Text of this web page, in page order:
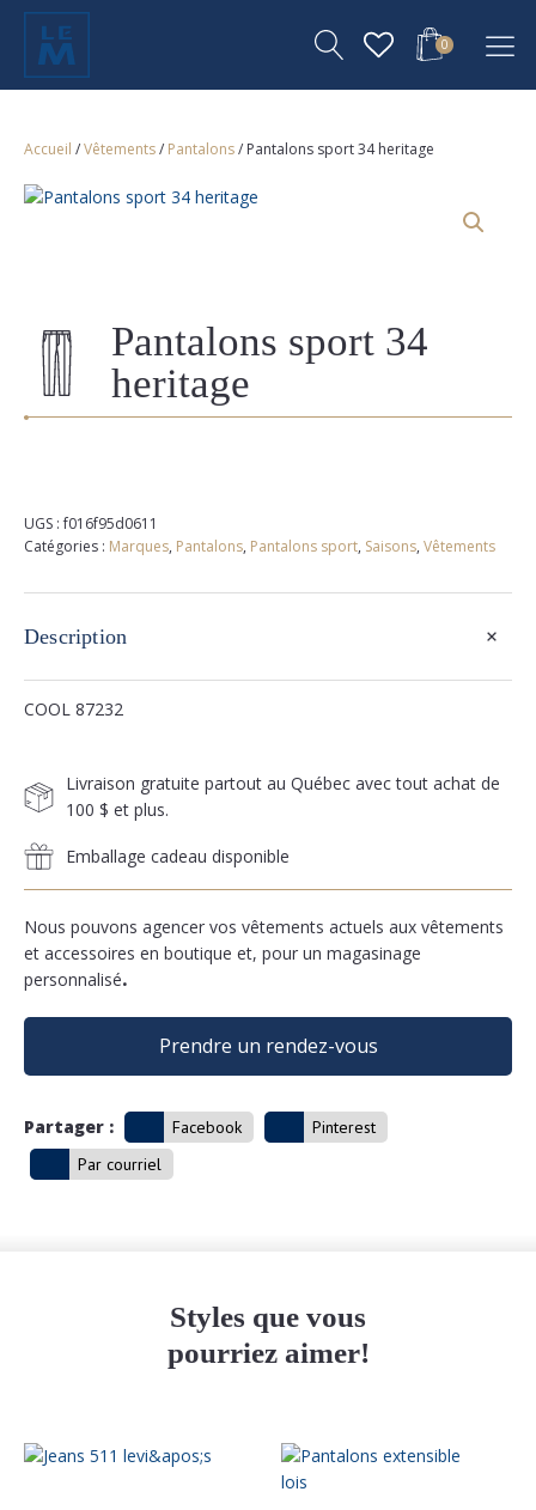
0
Accueil /Vêtements/ Pantalons/ Pantalons sport 34 heritage
Pantalons sport 34
heritage
UGS :f016f95d0611
Catégories : Marques, Pantalons, Pantalons sport, Saisons, Vêtements
Description +
COOL 87232
Livraison gratuite partout au Québec avec tout achat de
100 $ et plus.
Emballage cadeau disponible
Nous pouvons agencer vos vêtements actuels aux vêtements
et accessoires en boutique et, pour un magasinage
personnalisé.
Prendre un rendez-vous
Partager : Facebook
Pinterest
Par courriel
Styles que vous
pourriez aimer!
Ce
produit